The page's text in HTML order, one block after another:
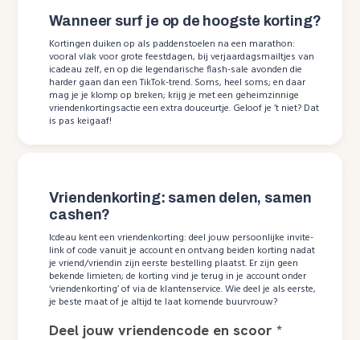
Wanneer surf je op de hoogste korting?
Kortingen duiken op als paddenstoelen na een marathon:
vooral vlak voor grote feestdagen, bij verjaardagsmailtjes van
icadeau zelf, en op die legendarische flash-sale avonden die
harder gaan dan een TikTok-trend. Soms, heel soms; en daar
mag je je klomp op breken; krijg je met een geheimzinnige
vriendenkortingsactie een extra douceurtje. Geloof je ’t niet? Dat
is pas keigaaf!
Vriendenkorting: samen delen, samen
cashen?
Icdeau kent een vriendenkorting: deel jouw persoonlijke invite-
link of code vanuit je account en ontvang beiden korting nadat
je vriend/vriendin zijn eerste bestelling plaatst. Er zijn geen
bekende limieten; de korting vind je terug in je account onder
‘vriendenkorting’ of via de klantenservice. Wie deel je als eerste,
je beste maat of je altijd te laat komende buurvrouw?
Deel jouw vriendencode en scoor*